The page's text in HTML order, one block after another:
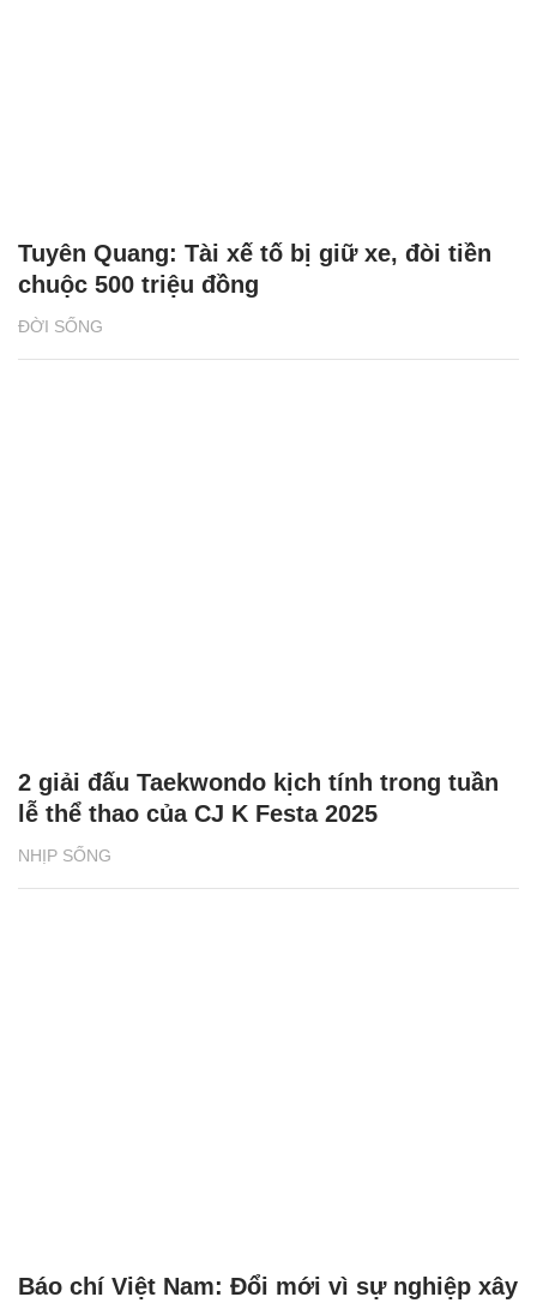
ĐỜI SỐNG
Tuyên Quang: Tài xế tố bị giữ xe, đòi tiền
chuộc 500 triệu đồng
NHỊP SỐNG
2 giải đấu Taekwondo kịch tính trong tuần
lễ thể thao của CJ K Festa 2025
Báo chí Việt Nam: Đổi mới vì sự nghiệp xây